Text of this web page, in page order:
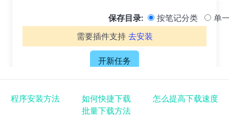
保存目录: 按笔记分类
单
需要插件支持 去安装
开新任务
程序安装方法
如何快捷下载
批量下载方法
怎么提高下载速度